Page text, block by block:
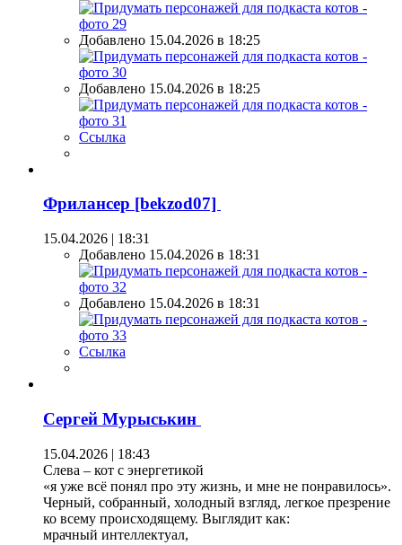
Добавлено 15.04.2026 в 18:25
Добавлено 15.04.2026 в 18:25
Ссылка
Фрилансер [bekzod07]
15.04.2026 | 18:31
Добавлено 15.04.2026 в 18:31
Добавлено 15.04.2026 в 18:31
Ссылка
Сергей Мурыськин
15.04.2026 | 18:43
Слева – кот с энергетикой
«я уже всё понял про эту жизнь, и мне не понравилось».
Черный, собранный, холодный взгляд, легкое презрение
ко всему происходящему. Выглядит как:
мрачный интеллектуал,